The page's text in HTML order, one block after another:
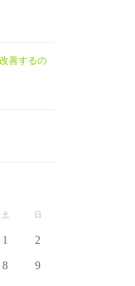
善するの
土 日
1 2
8 9